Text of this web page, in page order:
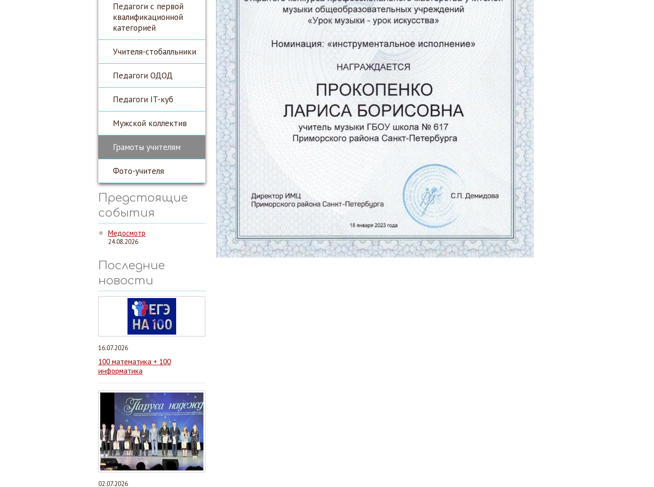
Педагоги с первой
квалификационной
категорией
Учителя-стобалльники
Педагоги ОДОД
Педагоги IT-куб
Мужской коллектив
Грамоты учителям
Фото-учителя
Предстоящие
события
Медосмотр
24.08.2026
Последние
новости
16.07.2026
100 математика + 100
информатика
02.07.2026